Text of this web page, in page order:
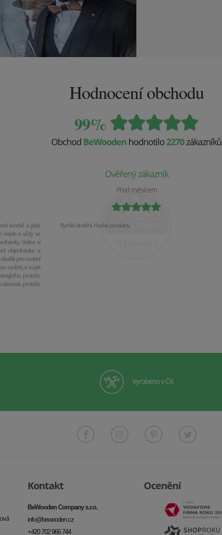
Hodnocení obchodu
99%
Obchod BeWooden hodnotilo 2270zákazníků
tvorbě a jaké
najde a vždy se
Velice si
objednávka a
pro osobní
radost, a to jak
protože
darovat, protože
Ověřený zákazník
Před měsícem
Rychlé dodání. Hezké produkty.
Vyrobeno v ČR
Kontakt
BeWooden Company s.r.o.
info@bewooden.cz
+420 702 966 744
Ocenění